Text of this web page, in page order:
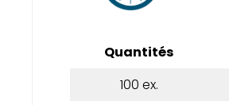
Quantités
100 ex.